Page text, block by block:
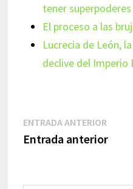
tener superpoderes
El proceso a las
Lucrecia de León,
declive del Imperio
Navegación
de
ENTRADA ANTERIOR
Entrada anterior